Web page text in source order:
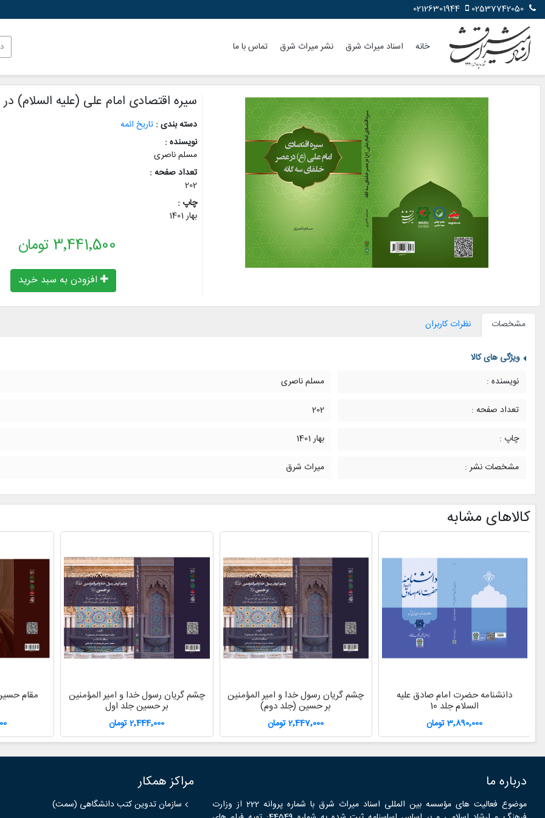
خانه اسناد میراث شرق نشر میراث شرق تماس با ما
سیره اقتصادی امام علی (علیه السلام)
دسته بندی : تاریخ ائمه
نویسنده :
مسلم ناصری
تعداد صفحه :
202
چاپ :
بهار 1401
3٬441٬500 تومان
افزودن به سبد خرید
مشخصات نظرات کاربران
ویژگی های کالا
نویسنده :
مسلم ناصری
تعداد صفحه :
202
چاپ :
بهار 1401
مشخصات نشر :
میراث شرق
کالاهای مشابه
دانشنامه حضرت امام صادق علیه
السلام جلد 10
3٬890٬000 تومان
چشم گریان رسول خدا و امیر المؤمنین
بر حسین (جلد دوم)
2٬447٬000 تومان
چشم گریان رسول خدا و امیر المؤمنین
بر حسین جلد اول
2٬444٬000 تومان
مقام
درباره ما
موضوع فعالیت های مؤسسه بین المللی اسناد میراث شرق با شماره پروانه 222 از وزارت
مراکز همکار
سازمان تدوین کتب دانشگاهی (سمت)